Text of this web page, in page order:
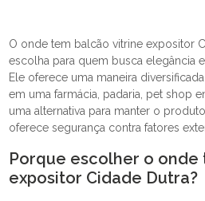
O onde tem balcão vitrine expositor
escolha para quem busca elegância
Ele oferece uma maneira
em uma farmácia, padaria, pet shop
uma alternativa para manter o
oferece segurança contra fatores
Porque escolher o
expositor Cidade Dutra?